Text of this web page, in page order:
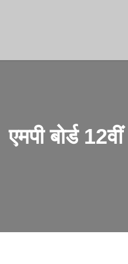
एमपी बोर्ड